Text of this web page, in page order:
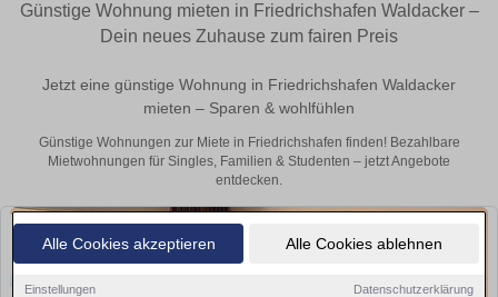
Alle Cookies akzeptieren Alle Cookies ablehnen
Einstellungen Datenschutzerklärung
Günstige Wohnung mieten in Friedrichshafen Waldacker –
Dein neues Zuhause zum fairen Preis
Jetzt eine günstige Wohnung in Friedrichshafen Waldacker
mieten – Sparen & wohlfühlen
Günstige Wohnungen zur Miete in Friedrichshafen finden! Bezahlbare
Mietwohnungen für Singles, Familien & Studenten – jetzt Angebote
entdecken.